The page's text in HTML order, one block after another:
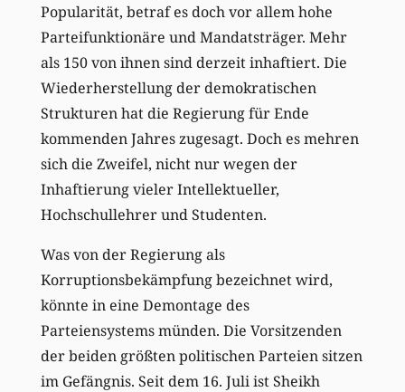
Popularität, betraf es doch vor allem hohe
Parteifunktionäre und Mandatsträger. Mehr
als 150 von ihnen sind derzeit inhaftiert. Die
Wiederherstellung der demokratischen
Strukturen hat die Regierung für Ende
kommenden Jahres zugesagt. Doch es mehren
sich die Zweifel, nicht nur wegen der
Inhaftierung vieler Intellektueller,
Hochschullehrer und Studenten.
Was von der Regierung als
Korruptionsbekämpfung bezeichnet wird,
könnte in eine Demontage des
Parteiensystems münden. Die Vorsitzenden
der beiden größten politischen Parteien sitzen
im Gefängnis. Seit dem 16. Juli ist Sheikh